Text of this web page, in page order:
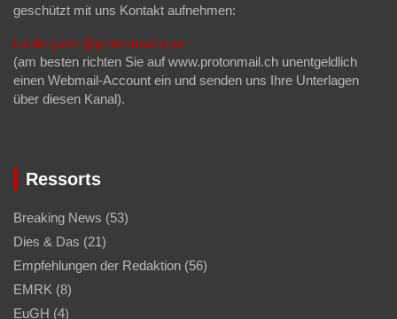
geschützt mit uns Kontakt aufnehmen:
inside-justiz@protonmail.com
(am besten richten Sie auf www.protonmail.ch unentgeldlich
einen Webmail-Account ein und senden uns Ihre Unterlagen
über diesen Kanal).
Ressorts
Breaking News (53)
Dies & Das (21)
Empfehlungen der Redaktion (56)
EMRK (8)
EuGH (4)